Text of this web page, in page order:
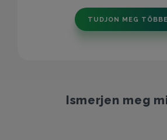
TUDJON MEG
Ismerjen meg